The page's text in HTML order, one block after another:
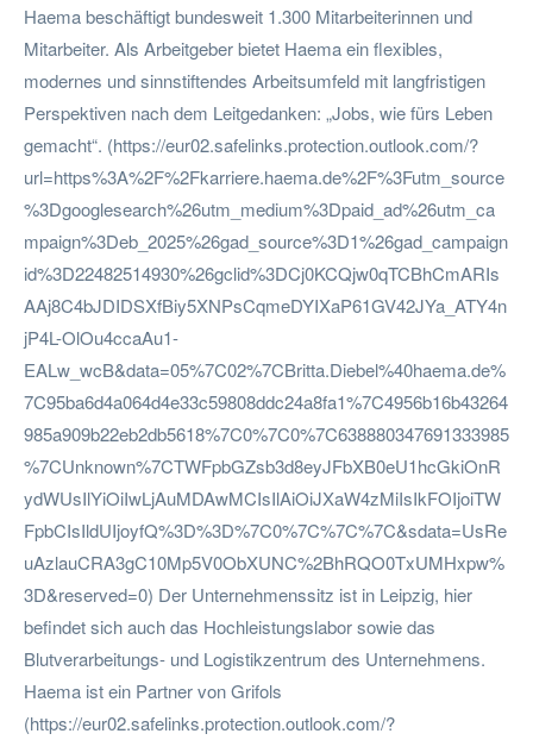
Haema beschäftigt bundesweit 1.300 Mitarbeiterinnen und
Mitarbeiter. Als Arbeitgeber bietet Haema ein flexibles,
modernes und sinnstiftendes Arbeitsumfeld mit langfristigen
Perspektiven nach dem Leitgedanken: „Jobs, wie fürs Leben
gemacht“. (https://eur02.safelinks.protection.outlook.com/?
url=https%3A%2F%2Fkarriere.haema.de%2F%3Futm_source
%3Dgooglesearch%26utm_medium%3Dpaid_ad%26utm_ca
mpaign%3Deb_2025%26gad_source%3D1%26gad_campaign
id%3D22482514930%26gclid%3DCj0KCQjw0qTCBhCmARIs
AAj8C4bJDIDSXfBiy5XNPsCqmeDYIXaP61GV42JYa_ATY4n
jP4L-OlOu4ccaAu1-
EALw_wcB&data=05%7C02%7CBritta.Diebel%40haema.de%
7C95ba6d4a064d4e33c59808ddc24a8fa1%7C4956b16b43264
985a909b22eb2db5618%7C0%7C0%7C638880347691333985
%7CUnknown%7CTWFpbGZsb3d8eyJFbXB0eU1hcGkiOnR
ydWUsIlYiOiIwLjAuMDAwMCIsIlAiOiJXaW4zMiIsIkFOIjoiTW
FpbCIsIldUIjoyfQ%3D%3D%7C0%7C%7C%7C&sdata=UsRe
uAzlauCRA3gC10Mp5V0ObXUNC%2BhRQO0TxUMHxpw%
3D&reserved=0) Der Unternehmenssitz ist in Leipzig, hier
befindet sich auch das Hochleistungslabor sowie das
Blutverarbeitungs- und Logistikzentrum des Unternehmens.
Haema ist ein Partner von Grifols
(https://eur02.safelinks.protection.outlook.com/?